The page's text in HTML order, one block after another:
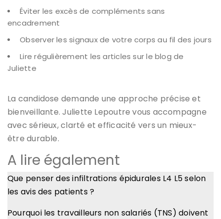
Éviter les excès de compléments sans
encadrement
Observer les signaux de votre corps au fil des jours
Lire régulièrement les articles sur le blog de
Juliette
La candidose demande une approche précise et
bienveillante. Juliette Lepoutre vous accompagne
avec sérieux, clarté et efficacité vers un mieux-
être durable.
A lire également
Que penser des infiltrations épidurales L4 L5 selon
les avis des patients ?
Pourquoi les travailleurs non salariés (TNS) doivent